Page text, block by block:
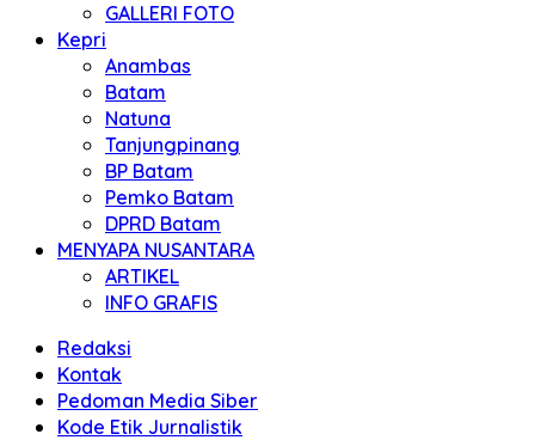
GALLERI FOTO
Kepri
Anambas
Batam
Natuna
Tanjungpinang
BP Batam
Pemko Batam
DPRD Batam
MENYAPA NUSANTARA
ARTIKEL
INFO GRAFIS
Redaksi
Kontak
Pedoman Media Siber
Kode Etik Jurnalistik